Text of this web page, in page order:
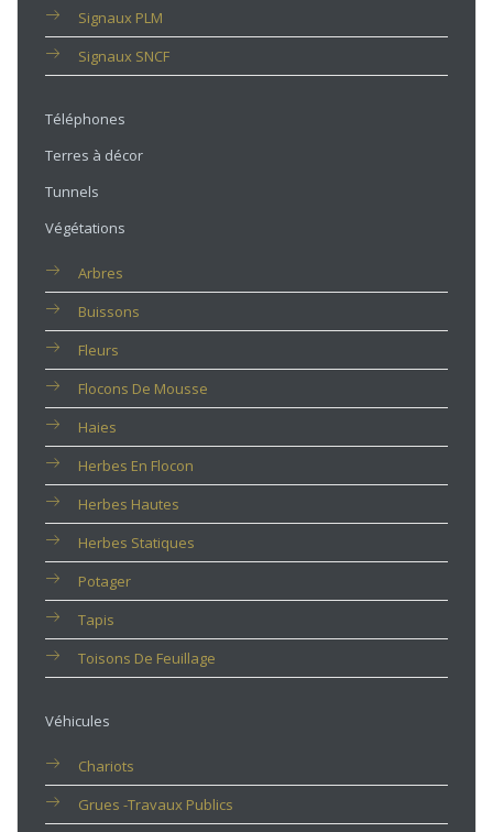
Signaux PLM
Signaux SNCF
Téléphones
Terres à décor
Tunnels
Végétations
Arbres
Buissons
Fleurs
Flocons De Mousse
Haies
Herbes En Flocon
Herbes Hautes
Herbes Statiques
Potager
Tapis
Toisons De Feuillage
Véhicules
Chariots
Grues -travaux Publics